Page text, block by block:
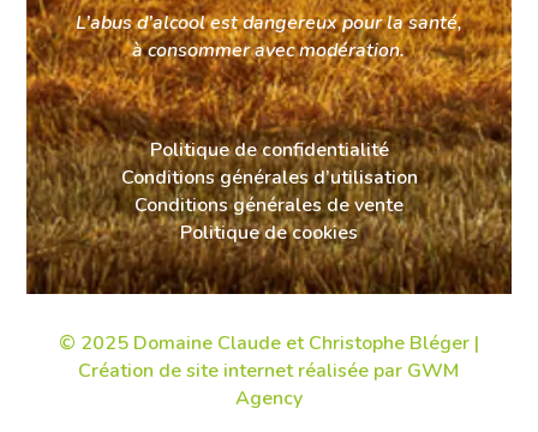
L’abus d’alcool est dangereux pour la santé,
à consommer avec modération.
Politique de confidentialité
Conditions générales d’utilisation
Conditions générales de vente
Politique de cookies
© 2025 Domaine Claude et Christophe Bléger |
Création de site internetréalisée par GWM
Agency